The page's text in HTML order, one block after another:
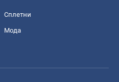
Сплетни
Мода